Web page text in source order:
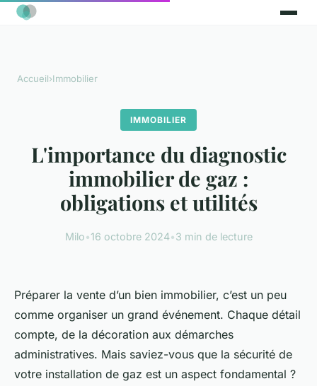
Accueil›Immobilier
IMMOBILIER
L'importance du diagnostic
immobilier de gaz :
obligations et utilités
Milo•16 octobre 2024•3 min de lecture
Préparer la vente d’un bien immobilier, c’est un peu
comme organiser un grand événement. Chaque détail
compte, de la décoration aux démarches
administratives. Mais saviez-vous que la sécurité de
votre installation de gaz est un aspect fondamental ?